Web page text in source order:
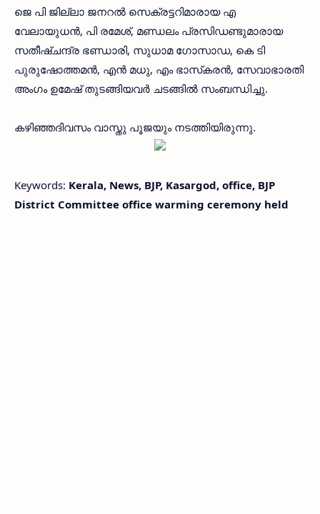
ജെ പി ജില്ലാ ജനറല്‍ സെക്രട്ടറിമാരായ എ
വേലായുധന്‍, പി രമേശ്, മണ്ഡലം പ്രസിഡണ്ടുമാരായ
സതീഷ്ചന്ദ്ര ഭണ്ഡാരി, സുധാമ ഗോസാഡ, കെ ടി
പുരുഷോത്തമന്‍, എന്‍ മധു, എം ഭാസ്‌കരന്‍, സേവാഭാരതി
അംഗം ഉമേഷ് തുടങ്ങിയവര്‍ ചടങ്ങില്‍ സംബന്ധിച്ചു.
കഴിഞ്ഞദിവസം വാസ്തു പൂജയും നടത്തിയിരുന്നു.
Keywords: Kerala, News, BJP, Kasargod, office, BJP
District Committee office warming ceremony held